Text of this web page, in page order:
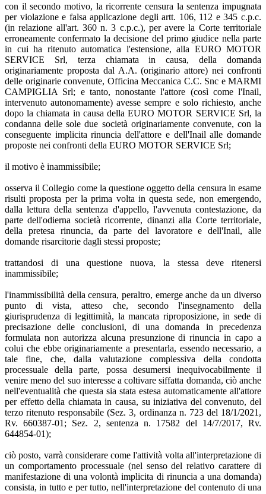
con il secondo motivo, la ricorrente censura la sentenza impugnata
per violazione e falsa applicazione degli artt. 106, 112 e 345 c.p.c.
(in relazione all'art. 360 n. 3 c.p.c.), per avere la Corte territoriale
erroneamente confermato la decisione del primo giudice nella parte
in cui ha ritenuto automatica l'estensione, alla EURO MOTOR
SERVICE Srl, terza chiamata in causa, della domanda
originariamente proposta dal A.A. (originario attore) nei confronti
delle originarie convenute, Officina Meccanica C.C. Snc e MARMI
CAMPIGLIA Srl; e tanto, nonostante l'attore (così come l'Inail,
intervenuto autonomamente) avesse sempre e solo richiesto, anche
dopo la chiamata in causa della EURO MOTOR SERVICE Srl, la
condanna delle sole due società originariamente convenute, con la
conseguente implicita rinuncia dell'attore e dell'Inail alle domande
proposte nei confronti della EURO MOTOR SERVICE Srl;
il motivo è inammissibile;
osserva il Collegio come la questione oggetto della censura in esame
risulti proposta per la prima volta in questa sede, non emergendo,
dalla lettura della sentenza d'appello, l'avvenuta contestazione, da
parte dell'odierna società ricorrente, dinanzi alla Corte territoriale,
della pretesa rinuncia, da parte del lavoratore e dell'Inail, alle
domande risarcitorie dagli stessi proposte;
trattandosi di una questione nuova, la stessa deve ritenersi
inammissibile;
l'inammissibilità della censura, peraltro, emerge anche da un diverso
punto di vista, atteso che, secondo l'insegnamento della
giurisprudenza di legittimità, la mancata riproposizione, in sede di
precisazione delle conclusioni, di una domanda in precedenza
formulata non autorizza alcuna presunzione di rinuncia in capo a
colui che ebbe originariamente a presentarla, essendo necessario, a
tale fine, che, dalla valutazione complessiva della condotta
processuale della parte, possa desumersi inequivocabilmente il
venire meno del suo interesse a coltivare siffatta domanda, ciò anche
nell'eventualità che questa sia stata estesa automaticamente all'attore
per effetto della chiamata in causa, su iniziativa del convenuto, del
terzo ritenuto responsabile (Sez. 3, ordinanza n. 723 del 18/1/2021,
Rv. 660387-01; Sez. 2, sentenza n. 17582 del 14/7/2017, Rv.
644854-01);
ciò posto, varrà considerare come l'attività volta all'interpretazione di
un comportamento processuale (nel senso del relativo carattere di
manifestazione di una volontà implicita di rinuncia a una domanda)
consista, in tutto e per tutto, nell'interpretazione del contenuto di una